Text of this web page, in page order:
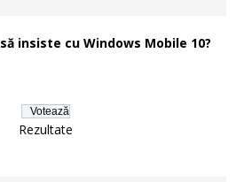
insiste cu Windows Mobile 10?
Rezultate